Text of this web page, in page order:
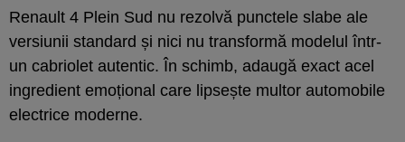
Renault 4 Plein Sud nu rezolvă punctele slabe ale
versiunii standard și nici nu transformă modelul într-
un cabriolet autentic. În schimb, adaugă exact acel
ingredient emoțional care lipsește multor automobile
electrice moderne.